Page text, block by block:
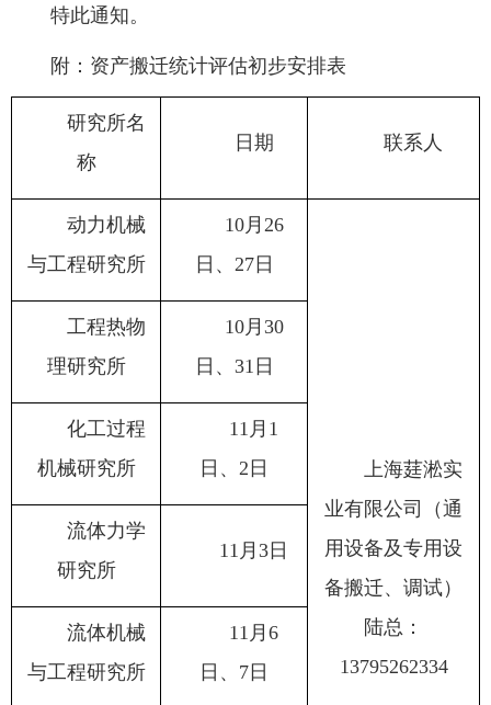
特此通知。
附：资产搬迁统计评估初步安排表
研究所名
称
日期 联系人
动力机械
与工程研究所
10月26
日、27日
上海莛淞实
业有限公司（通
用设备及专用设
备搬迁、调试）
陆总：
13795262334
工程热物
理研究所
10月30
日、31日
化工过程
机械研究所
11月1
日、2日
流体力学
研究所
11月3日
流体机械
与工程研究所
11月6
日、7日